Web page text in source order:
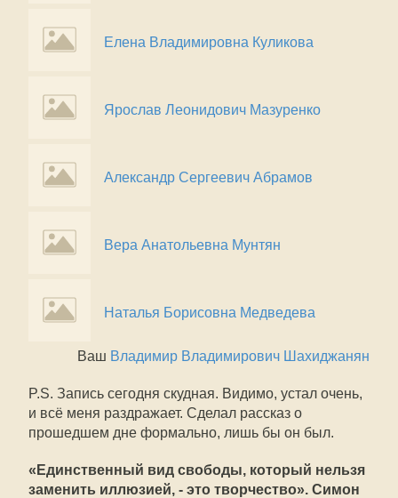
Елена Владимировна Куликова
Ярослав Леонидович Мазуренко
Александр Сергеевич Абрамов
Вера Анатольевна Мунтян
Наталья Борисовна Медведева
Ваш Владимир Владимирович Шахиджанян
P.S. Запись сегодня скудная. Видимо, устал очень,
и всё меня раздражает. Сделал рассказ о
прошедшем дне формально, лишь бы он был.
«Единственный вид свободы, который нельзя
заменить иллюзией, - это творчество». Симон